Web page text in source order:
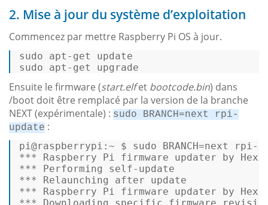
2. Mise à jour du système d’exploitation
Commencez par mettre Raspberry Pi OS à jour.
sudo apt - get
update
sudo apt - get upgrade
Ensuite le firmware (start.elfet bootcode.bin) dans
/boot doit être remplacé par la version de la branche
NEXT (expérimentale) : sudo BRANCH=next rpi-
update :
pi@raspberrypi :~ $ sudo BRANCH=next
rpi-
*** Raspberry Pi firmware updater by
*** Performing self-update
*** Relaunching
after update
*** Raspberry Pi firmware updater by